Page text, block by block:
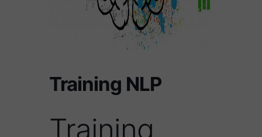
Training NLP
Training